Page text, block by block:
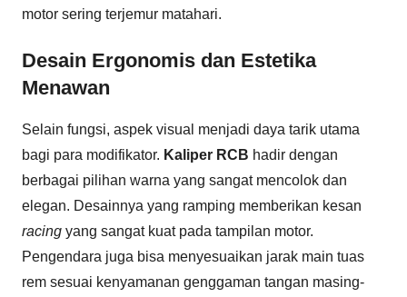
motor sering terjemur matahari.
Desain Ergonomis dan Estetika
Menawan
Selain fungsi, aspek visual menjadi daya tarik utama
bagi para modifikator. Kaliper RCB hadir dengan
berbagai pilihan warna yang sangat mencolok dan
elegan. Desainnya yang ramping memberikan kesan
racing yang sangat kuat pada tampilan motor.
Pengendara juga bisa menyesuaikan jarak main tuas
rem sesuai kenyamanan genggaman tangan masing-